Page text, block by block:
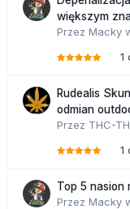
większym
Przez Macky
1
Rudealis
odmian
Przez THC-
1
Top 5 nasion
Przez Macky